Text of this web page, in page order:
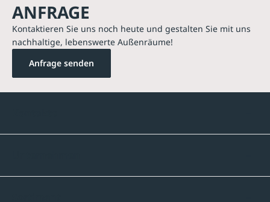
ANFRAGE
Kontaktieren Sie uns noch heute und gestalten Sie mit uns
nachhaltige, lebenswerte Außenräume!
Anfrage senden